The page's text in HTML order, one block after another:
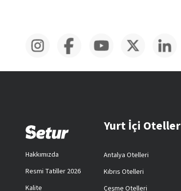
Hakkımızda
Resmi Tatiller 2026
Kalite
Yurt İçi Oteller
Antalya Otelleri
Kıbrıs Otelleri
Çeşme Otelleri